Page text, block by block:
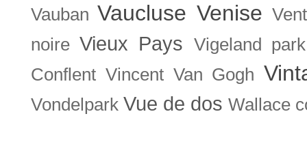
Vauban Vaucluse Venise
noire Vieux Pays
Vigeland park
Conflent Vincent Van Gogh
Vondelpark Vue de dos Wallace